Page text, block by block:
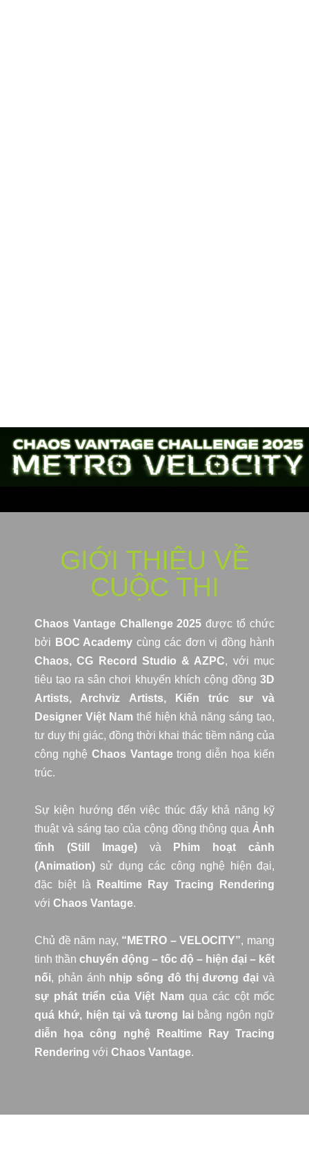
GIỚI THIỆU VỀ
CUỘC THI
Chaos Vantage Challenge 2025 được tổ chức
bởi BOC Academy cùng các đơn vị đồng hành
Chaos, CG Record Studio & AZPC, với mục
tiêu tạo ra sân chơi khuyến khích cộng đồng 3D
Artists, Archviz Artists, Kiến trúc sư và
Designer Việt Nam thể hiện khả năng sáng tạo,
tư duy thị giác, đồng thời khai thác tiềm năng của
công nghệ Chaos Vantagetrong diễn họa kiến
trúc.
Sự kiện hướng đến việc thúc đẩy khả năng kỹ
thuật và sáng tạo của cộng đồng thông qua Ảnh
tĩnh (Still Image)và
Phim hoạt cảnh
(Animation) sử dụng các công nghệ hiện đại,
đặc biệt là
Realtime Ray Tracing Rendering
với Chaos Vantage.
Chủ đề năm nay, “METRO – VELOCITY”, mang
tinh thần chuyển động – tốc độ – hiện đại – kết
nối, phản ánh nhịp sống đô thị đương đại và
sự phát triển của Việt Nam qua các cột mốc
quá khứ, hiện tại và tương laibằng ngôn ngữ
diễn họa công nghệ Realtime Ray Tracing
Rendering với Chaos Vantage.